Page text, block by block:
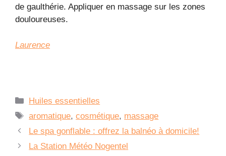
de gaulthérie. Appliquer en massage sur les zones
douloureuses.
Laurence
Catégories
Huiles essentielles
Étiquettes
aromatique,cosmétique, massage
Le spa gonflable : offrez la balnéo à domicile!
La Station Météo Nogentel